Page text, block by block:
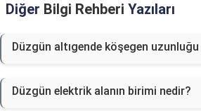
Diğer Bilgi Rehberi Yazıları
Düzgün altıgende köşegen uzunluğu
Düzgün elektrik alanın birimi nedir?